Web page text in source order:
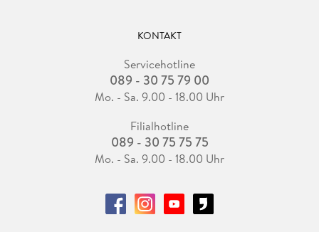
KONTAKT
Servicehotline
089 - 30 75 79 00
Mo. - Sa. 9.00 - 18.00 Uhr
Filialhotline
089 - 30 75 75 75
Mo. - Sa. 9.00 - 18.00 Uhr